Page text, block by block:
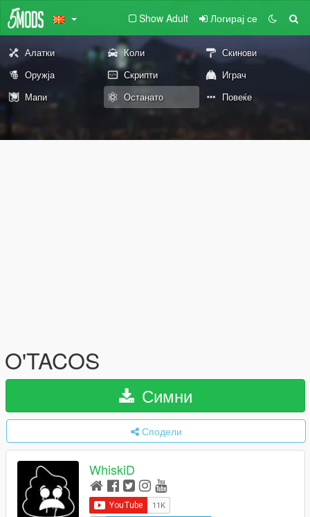
Show Adult Логирај се
Алатки Коли
Скинови
Оружја
Скрипти
Играч
Мапи
Останато Повеќе
O'TACOS
Симни
Сподели
WhiskiD